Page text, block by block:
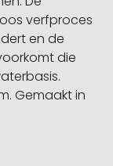
verfproces
en de
die
Gemaakt in